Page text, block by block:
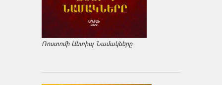
Ռոստոմի Անտիպ Նամակները